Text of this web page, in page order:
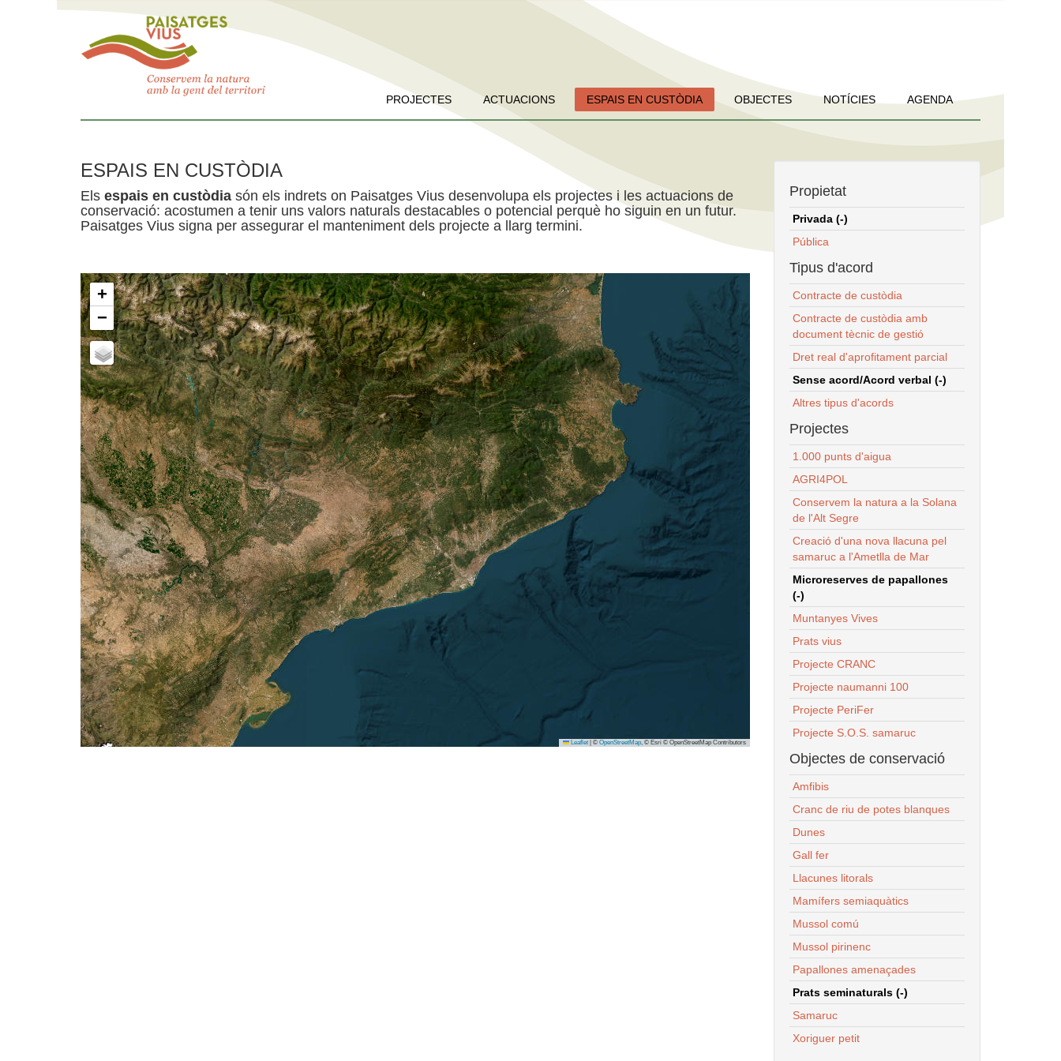
PROJECTES ACTUACIONS ESPAIS EN CUSTÒDIA OBJECTES NOTÍCIES AGENDA
ESPAIS EN CUSTÒDIA
Els espais en custòdia són els indrets on Paisatges Vius desenvolupa els projectes i les actuacions de
conservació: acostumen a tenir uns valors naturals destacables o potencial perquè ho siguin en un futur.
Paisatges Vius signa per assegurar el manteniment dels projecte a llarg termini.
+
−
Leaflet © OpenStreetMap, © Esri © OpenStreetMap Contributors
Propietat
Privada (-)
Pública
Tipus d'acord
Contracte de custòdia
Contracte de custòdia amb
document tècnic de gestió
Dret real d'aprofitament parcial
Sense acord/Acord verbal (-)
Altres tipus d'acords
Projectes
1.000 punts d'aigua
AGRI4POL
Conservem la natura a la Solana
de l'Alt Segre
Creació d'una nova llacuna pel
samaruc a l'Ametlla de Mar
Microreserves de papallones
(-)
Muntanyes Vives
Prats vius
Projecte CRANC
Projecte naumanni 100
Projecte PeriFer
Projecte S.O.S. samaruc
Objectes de conservació
Amfibis
Cranc de riu de potes blanques
Dunes
Gall fer
Llacunes litorals
Mamífers semiaquàtics
Mussol comú
Mussol pirinenc
Papallones amenaçades
Prats seminaturals (-)
Samaruc
Xoriguer petit